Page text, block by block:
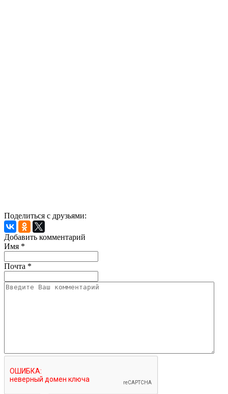
Поделиться с друзьями:
Добавить комментарий
Имя *
Почта *